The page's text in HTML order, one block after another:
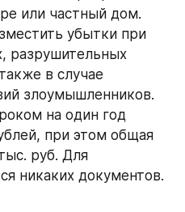
или частный дом.
убытки при
разрушительных
в случае
злоумышленников.
на один год
при этом общая
руб. Для
никаких документов.